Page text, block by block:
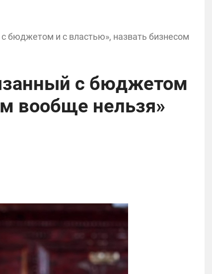
бюджетом и с властью», назвать бизнесом
с бюджетом
вообще нельзя»